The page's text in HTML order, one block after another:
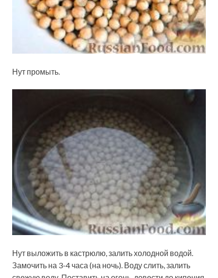
Нут промыть.
Нут выложить в кастрюлю, залить холодной водой.
Замочить на 3-4 часа (на ночь). Воду слить, залить